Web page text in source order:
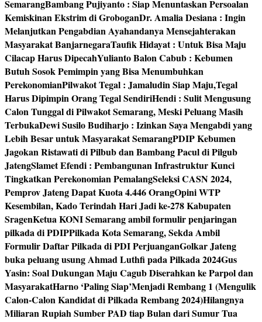
SemarangBambang Pujiyanto : Siap Menuntaskan Persoalan
Kemiskinan Ekstrim di GroboganDr. Amalia Desiana : Ingin
Melanjutkan Pengabdian Ayahandanya Mensejahterakan
Masyarakat BanjarnegaraTaufik Hidayat : Untuk Bisa Maju
Cilacap Harus DipecahYulianto Balon Cabub : Kebumen
Butuh Sosok Pemimpin yang Bisa Menumbuhkan
PerekonomianPilwakot Tegal : Jamaludin Siap Maju,Tegal
Harus Dipimpin Orang Tegal SendiriHendi : Sulit Mengusung
Calon Tunggal di Pilwakot Semarang, Meski Peluang Masih
TerbukaDewi Susilo Budiharjo : Izinkan Saya Mengabdi yang
Lebih Besar untuk Masyarakat SemarangPDIP Kebumen
Jagokan Ristawati di Pilbub dan Bambang Pacul di Pilgub
JatengSlamet Efendi : Pembangunan Infrastruktur Kunci
Tingkatkan Perekonomian PemalangSeleksi CASN 2024,
Pemprov Jateng Dapat Kuota 4.446 OrangOpini WTP
Kesembilan, Kado Terindah Hari Jadi ke-278 Kabupaten
SragenKetua KONI Semarang ambil formulir penjaringan
pilkada di PDIPPilkada Kota Semarang, Sekda Ambil
Formulir Daftar Pilkada di PDI PerjuanganGolkar Jateng
buka peluang usung Ahmad Luthfi pada Pilkada 2024Gus
Yasin: Soal Dukungan Maju Cagub Diserahkan ke Parpol dan
MasyarakatHarno ‘Paling Siap’Menjadi Rembang 1 (Mengulik
Calon-Calon Kandidat di Pilkada Rembang 2024)Hilangnya
Miliaran Rupiah Sumber PAD tiap Bulan dari Sumur Tua